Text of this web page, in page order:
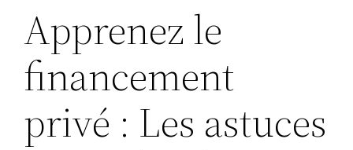
Apprenez le
financement
privé : Les astuces